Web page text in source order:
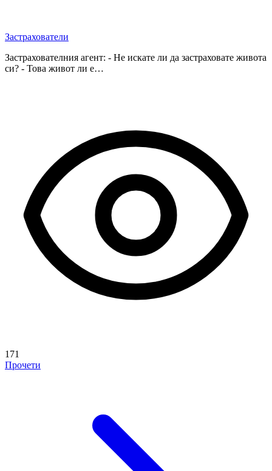
Застрахователи
Застрахователния агент: - Не искате ли да застраховате живота
си? - Това живот ли е…
171
Прочети